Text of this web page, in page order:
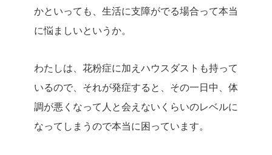
かといっても、生活に支障がでる場合って本当
に悩ましいというか。
わたしは、花粉症に加えハウスダストも持って
いるので、それが発症すると、その一日中、体
調が悪くなって人と会えないくらいのレベルに
なってしまうので本当に困っています。